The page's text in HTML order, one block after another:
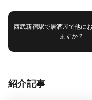
西武新宿駅で居酒屋で他に
ますか？
紹介記事